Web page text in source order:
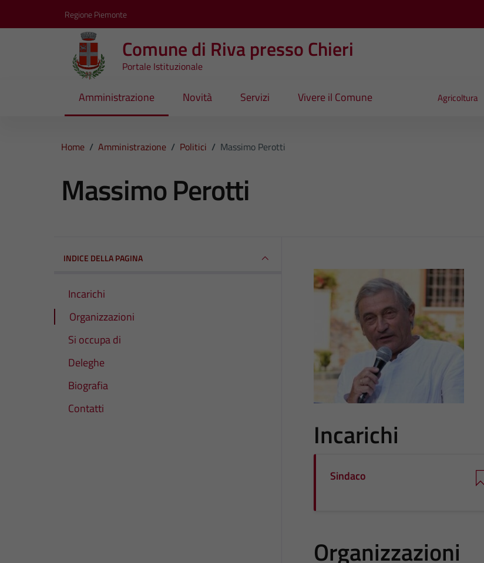
Regione Piemonte
Comune di Riva presso Chieri
Portale Istituzionale
Amministrazione Novità Servizi Vivere il Comune Agricoltura
Home / Amministrazione / Politici / Massimo Perotti
Massimo Perotti
INDICE DELLA PAGINA
Incarichi
Organizzazioni
Si occupa di
Deleghe
Biografia
Contatti
Incarichi
Sindaco
Organizzazioni